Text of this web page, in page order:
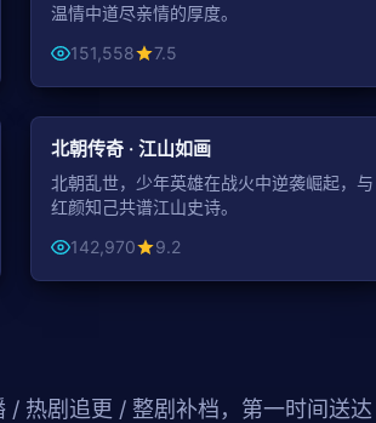
温情中道尽亲情的厚度。
151,558
7.5
古装
49:16
北朝传奇 · 江山如画
北朝乱世，少年英雄在战火中逆袭崛起，与
红颜知己共谱江山史诗。
142,970
9.2
/ 热剧追更 / 整剧补档，第一时间送达